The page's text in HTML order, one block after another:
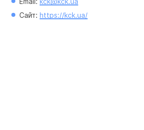
Сайт: https://kck.ua/